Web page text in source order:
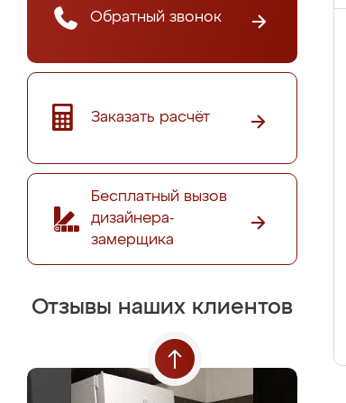
Обратный звонок
Заказать расчёт
Бесплатный вызов
дизайнера-
замерщика
Отзывы наших клиентов